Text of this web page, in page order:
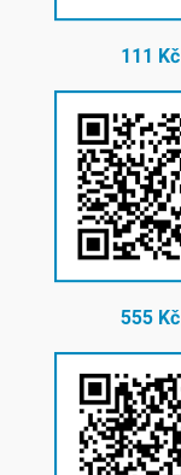
111 Kč
555 Kč